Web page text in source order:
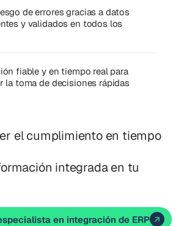
de errores gracias a datos
y validados en todos los
fiable y en tiempo real para
la toma de decisiones rápidas
el cumplimiento en tiempo
integrada en tu
en integración de ERP